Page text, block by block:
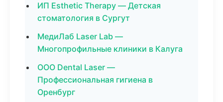
ИП Esthetic Therapy — Детская
стоматология в Сургут
МедиЛаб Laser Lab —
Многопрофильные клиники в Калуга
ООО Dental Laser —
Профессиональная гигиена в
Оренбург